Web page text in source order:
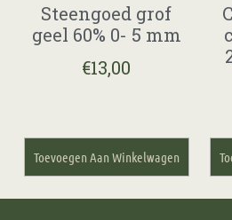
Steengoed grof
geel 60% 0- 5 mm
€13,00
Toevoegen Aan Winkelwagen